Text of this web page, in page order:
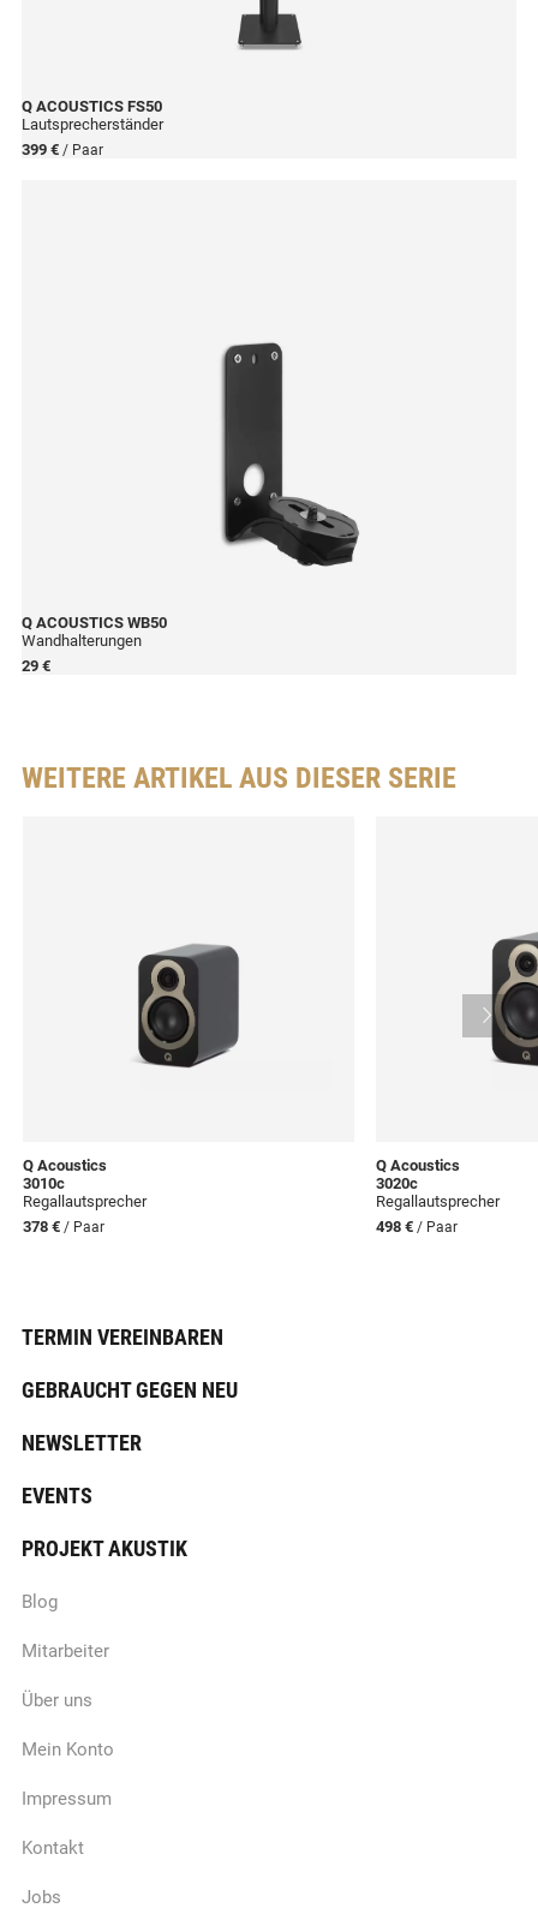
Q ACOUSTICS FS50
Lautsprecherständer
399 € / Paar
Q ACOUSTICS WB50
Wandhalterungen
29 €
WEITERE ARTIKEL AUS DIESER SERIE
Q Acoustics
3010c
Regallautsprecher
378 € / Paar
Q Acoustics
3020c
Regallautsprecher
498 € / Paar
TERMIN VEREINBAREN
GEBRAUCHT GEGEN NEU
NEWSLETTER
EVENTS
PROJEKT AKUSTIK
Blog
Mitarbeiter
Über uns
Mein Konto
Impressum
Kontakt
Jobs